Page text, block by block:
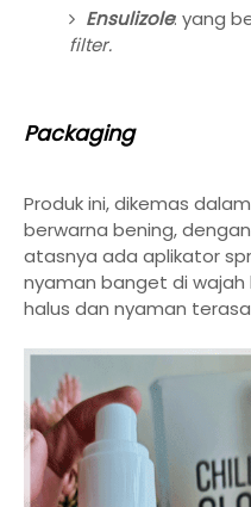
Ensulizole: yang
filter.
Packaging
Produk ini, dikemas
berwarna bening,
atasnya ada aplikator
nyaman banget di wajah
halus dan nyaman